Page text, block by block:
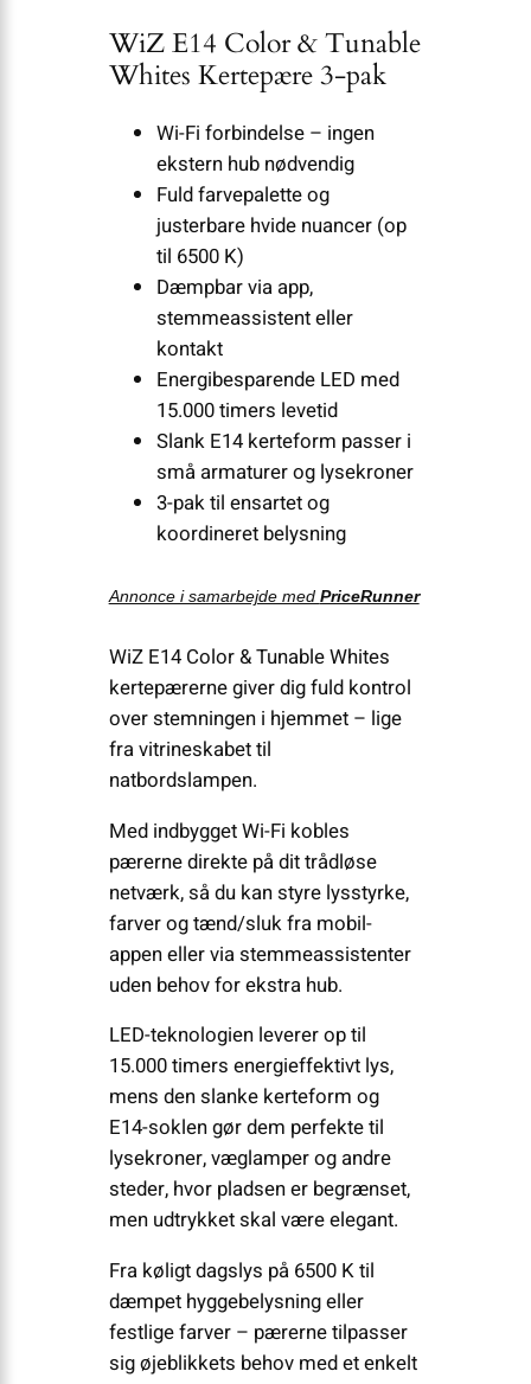
WiZ E14 Color & Tunable
Whites Kertepære 3-pak
Wi-Fi forbindelse – ingen
ekstern hub nødvendig
Fuld farvepalette og
justerbare hvide nuancer (op
til 6500 K)
Dæmpbar via app,
stemmeassistent eller
kontakt
Energibesparende LED med
15.000 timers levetid
Slank E14 kerteform passer i
små armaturer og lysekroner
3-pak til ensartet og
koordineret belysning
Annonce i samarbejde med PriceRunner
WiZ E14 Color & Tunable Whites
kertepærerne giver dig fuld kontrol
over stemningen i hjemmet – lige
fra vitrineskabet til
natbordslampen.
Med indbygget Wi-Fi kobles
pærerne direkte på dit trådløse
netværk, så du kan styre lysstyrke,
farver og tænd/sluk fra mobil-
appen eller via stemmeassistenter
uden behov for ekstra hub.
LED-teknologien leverer op til
15.000 timers energieffektivt lys,
mens den slanke kerteform og
E14-soklen gør dem perfekte til
lysekroner, væglamper og andre
steder, hvor pladsen er begrænset,
men udtrykket skal være elegant.
Fra køligt dagslys på 6500 K til
dæmpet hyggebelysning eller
festlige farver – pærerne tilpasser
sig øjeblikkets behov med et enkelt